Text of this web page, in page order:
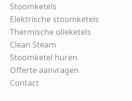
Stoomketels
Elektrische stoomketels
Thermische olieketels
Clean Steam
Stoomketel huren
Offerte aanvragen
Contact